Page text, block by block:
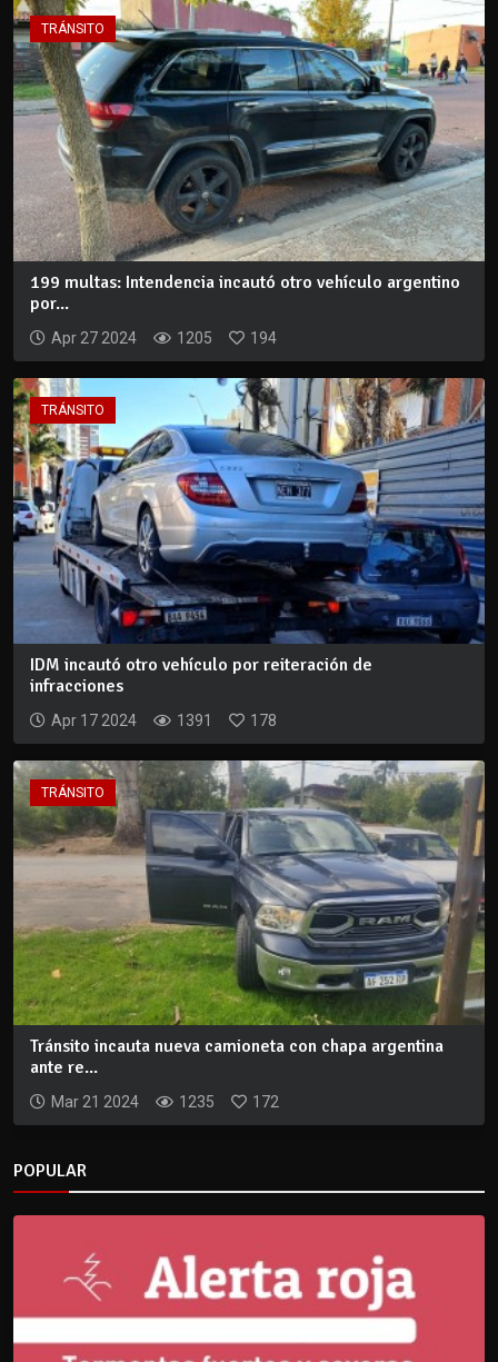
TRÁNSITO
199 multas: Intendencia incautó otro vehículo argentino
por...
Apr 27 2024 1205 194
TRÁNSITO
IDM incautó otro vehículo por reiteración de
infracciones
Apr 17 2024 1391 178
TRÁNSITO
Tránsito incauta nueva camioneta con chapa argentina
ante re...
Mar 21 2024 1235 172
POPULAR